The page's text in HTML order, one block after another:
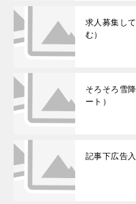
求人募集し
む）
そろそろ雪
ート）
記事下広告